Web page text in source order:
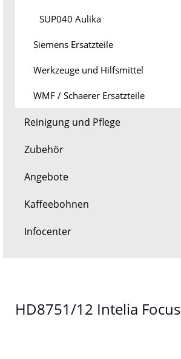
SUP040 Aulika
Siemens Ersatzteile
Werkzeuge und Hilfsmittel
WMF / Schaerer Ersatzteile
Reinigung und Pflege
Zubehör
Angebote
Kaffeebohnen
Infocenter
HD8751/12 Intelia Focus